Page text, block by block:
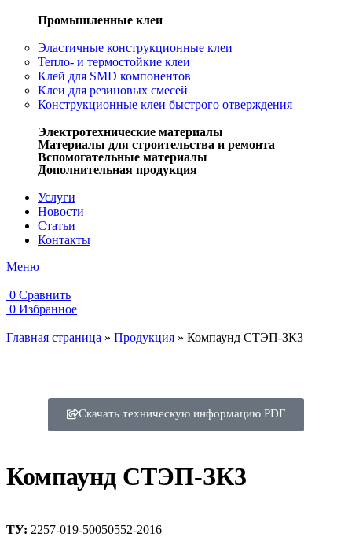
Промышленные клеи
Эластичные конструкционные клеи
Тепло- и термостойкие клеи
Клей для SMD компонентов
Клеи для резиновых смесей
Конструкционные клеи быстрого отверждения
Электротехнические материалы
Материалы для строительства и ремонта
Вспомогательные материалы
Дополнительная продукция
Услуги
Новости
Статьи
Контакты
Меню
0 Сравнить
0 Избранное
Главная страница » Продукция » Компаунд СТЭП-ЗК3
Скачать техническую информацию PDF
Компаунд СТЭП-ЗК3
ТУ: 2257-019-50050552-2016